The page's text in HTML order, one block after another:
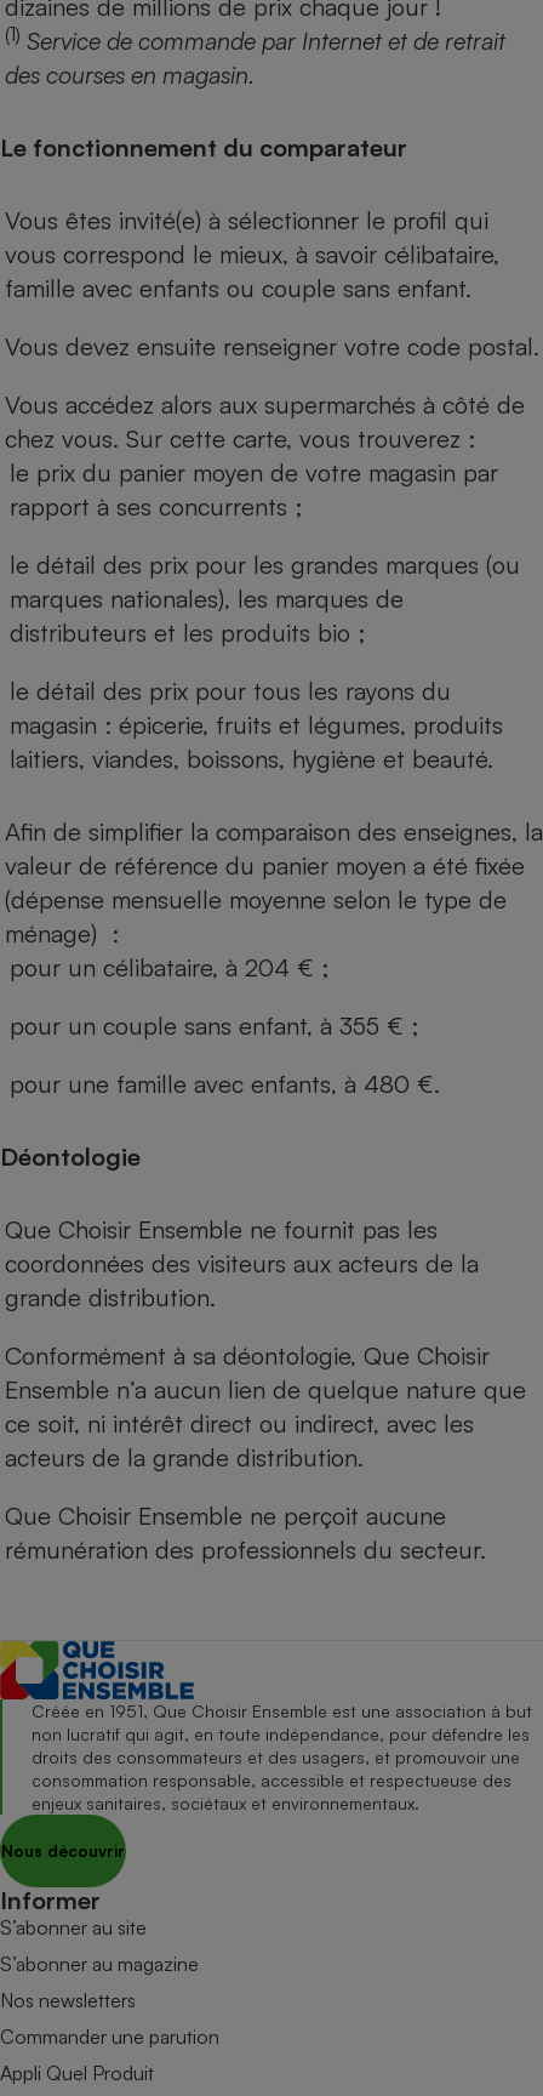
dizaines de millions de prix chaque jour !
(1) Service de commande par Internet et de retrait
des courses en magasin.
Le fonctionnement du comparateur
Vous êtes invité(e) à sélectionner le profil qui
vous correspond le mieux, à savoir célibataire,
famille avec enfants ou couple sans enfant.
Vous devez ensuite renseigner votre code postal.
Vous accédez alors aux supermarchés à côté de
chez vous. Sur cette carte, vous trouverez :
le prix du panier moyen de votre magasin par
rapport à ses concurrents ;
le détail des prix pour les grandes marques (ou
marques nationales), les marques de
distributeurs et les produits bio ;
le détail des prix pour tous les rayons du
magasin : épicerie, fruits et légumes, produits
laitiers, viandes, boissons, hygiène et beauté.
Afin de simplifier la comparaison des enseignes, la
valeur de référence du panier moyen a été fixée
(dépense mensuelle moyenne selon le type de
ménage) :
pour un célibataire, à 204 € ;
pour un couple sans enfant, à 355 € ;
pour une famille avec enfants, à 480 €.
Déontologie
Que Choisir Ensemble ne fournit pas les
coordonnées des visiteurs aux acteurs de la
grande distribution.
Conformément à sa déontologie, Que Choisir
Ensemble n’a aucun lien de quelque nature que
ce soit, ni intérêt direct ou indirect, avec les
acteurs de la grande distribution.
Que Choisir Ensemble ne perçoit aucune
rémunération des professionnels du secteur.
Créée en 1951, Que Choisir Ensemble est une association à but
non lucratif qui agit, en toute indépendance, pour défendre les
droits des consommateurs et des usagers, et promouvoir une
consommation responsable, accessible et respectueuse des
enjeux sanitaires, sociétaux et environnementaux.
Nous découvrir
Informer
S’abonner au site
S’abonner au magazine
Nos newsletters
Commander une parution
Appli Quel Produit